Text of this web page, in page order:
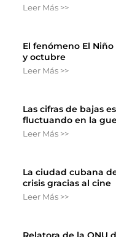
Leer Más >>
El fenómeno El
y octubre
Leer Más >>
Las cifras de bajas
fluctuando en la
Leer Más >>
La ciudad cubana
crisis gracias al cine
Leer Más >>